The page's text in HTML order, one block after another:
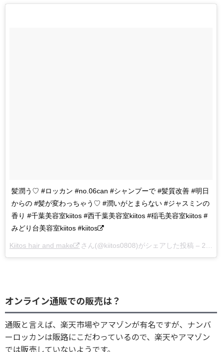
髪潤う♡ #ロッカン #no.06can #シャンプーで #髪質改善 #明日
からの #髪が変わっちゃう♡ #潤いがとまらない #ジャスミンの
香り #千葉美容室kiitos #西千葉美容室kiitos #稲毛美容室kiitos #
みどり台美容室kiitos #kiitos
Kiitos hair and make さん(@kiitos0808)がシェアした投稿 – 2016年12月月9日午前6時25分PST
オンライン通販での販売は？
通販と言えば、楽天市場やアマゾンが有名ですが、ナンバ
ーロッカンは販路にこだわっているので、楽天やアマゾン
では販売していないようです。